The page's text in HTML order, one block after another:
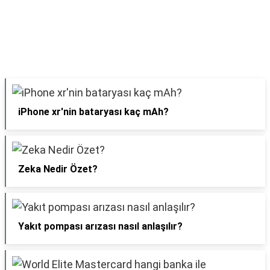
iPhone xr'nin bataryası kaç mAh?
Zeka Nedir Özet?
Yakıt pompası arızası nasıl anlaşılır?